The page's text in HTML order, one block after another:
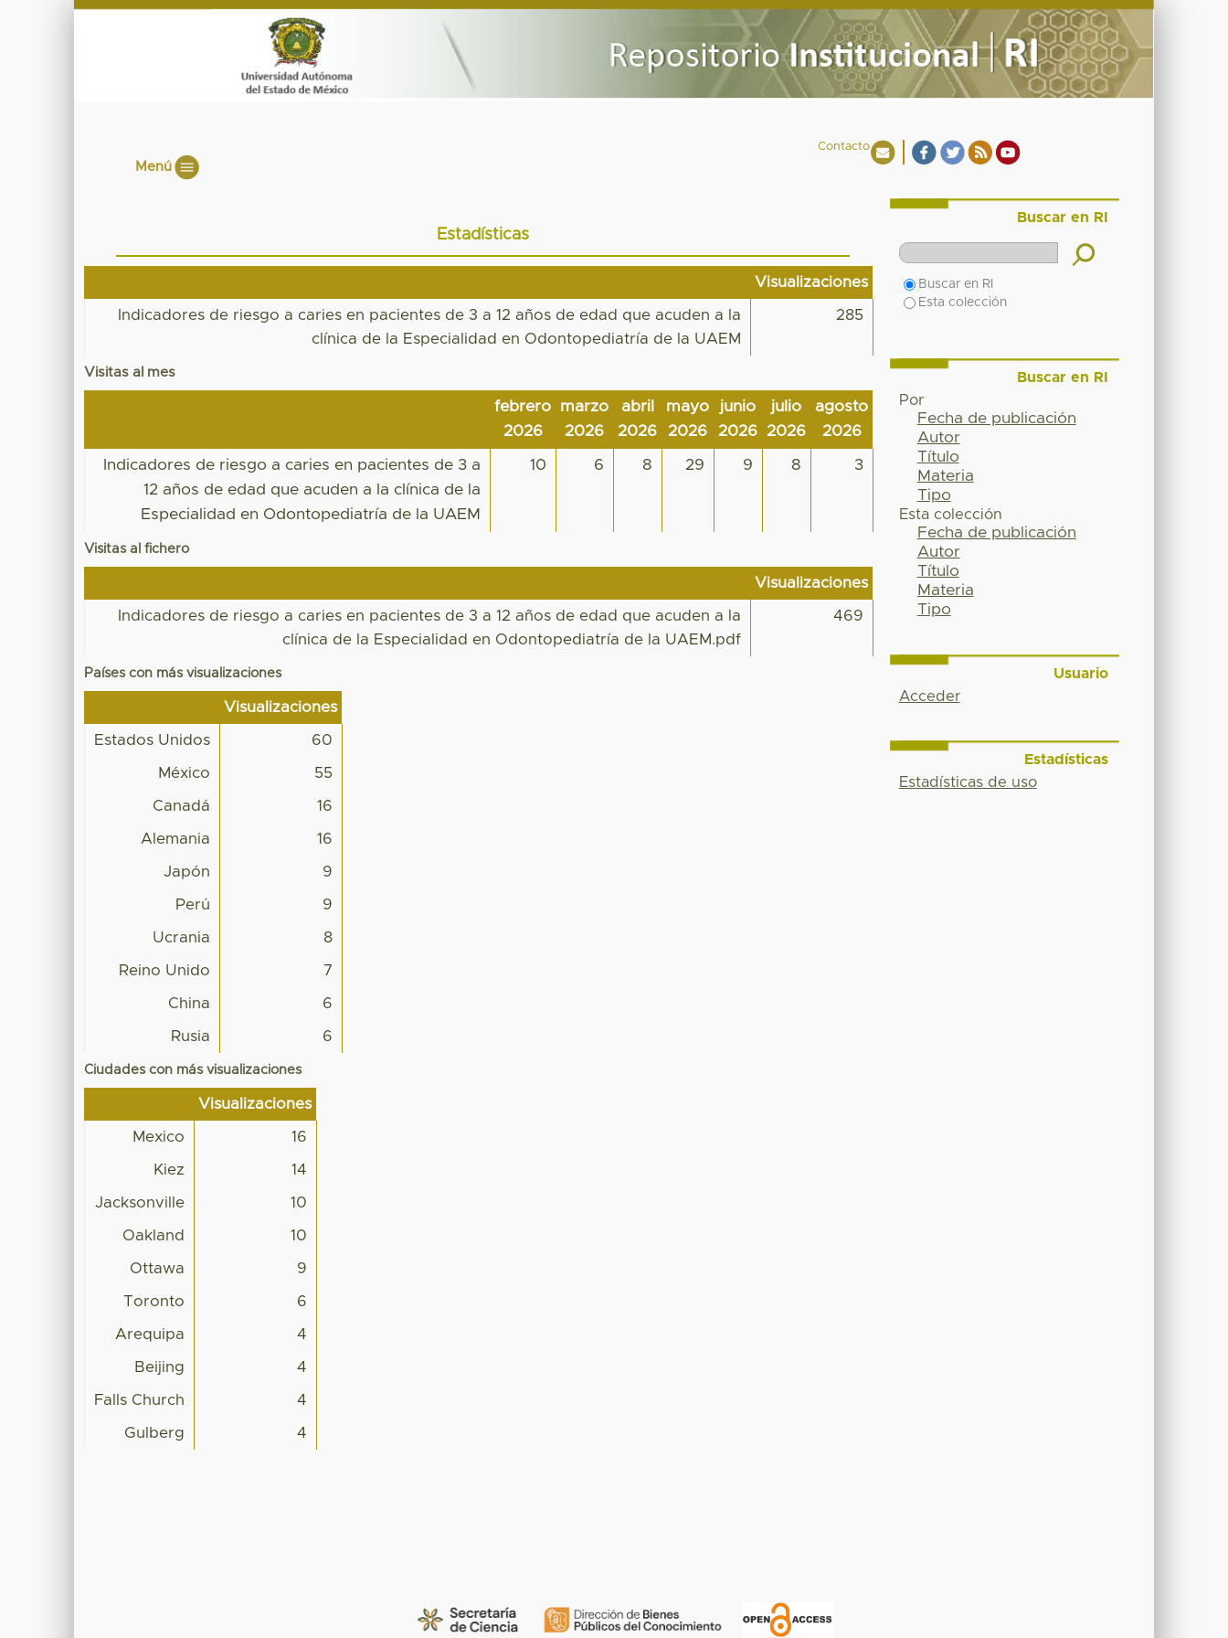
Contacto
Menú
Estadísticas
Visualizaciones
Indicadores de riesgo a caries en pacientes de 3 a 12 años de edad que acuden a la
clínica de la Especialidad en Odontopediatría de la UAEM
285
Visitas al mes
febrero
2026
marzo
2026
abril
2026
mayo
2026
junio
2026
julio
2026
agosto
2026
Indicadores de riesgo a caries en pacientes de 3 a
12 años de edad que acuden a la clínica de la
Especialidad en Odontopediatría de la UAEM
10 6 8 29 9 8 3
Visitas al fichero
Visualizaciones
Indicadores de riesgo a caries en pacientes de 3 a 12 años de edad que acuden a la
clínica de la Especialidad en Odontopediatría de la UAEM.pdf
469
Países con más visualizaciones
Visualizaciones
Estados Unidos 60
México 55
Canadá 16
Alemania 16
Japón 9
Perú 9
Ucrania 8
Reino Unido 7
China 6
Rusia 6
Ciudades con más visualizaciones
Visualizaciones
Mexico 16
Kiez 14
Jacksonville 10
Oakland 10
Ottawa 9
Toronto 6
Arequipa 4
Beijing 4
Falls Church 4
Gulberg 4
Buscar en RI
Buscar en RI
Esta colección
Buscar en RI
Por
Fecha de publicación
Autor
Título
Materia
Tipo
Esta colección
Fecha de publicación
Autor
Título
Materia
Tipo
Usuario
Acceder
Estadísticas
Estadísticas de uso